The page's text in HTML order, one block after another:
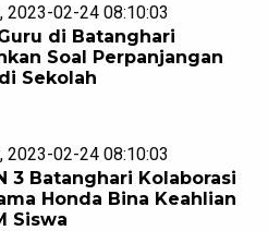
2023-02-24 08:10:03
di Batanghari
Soal Perpanjangan
Sekolah
2023-02-24 08:10:03
3 Batanghari Kolaborasi
Honda Bina Keahlian
Siswa